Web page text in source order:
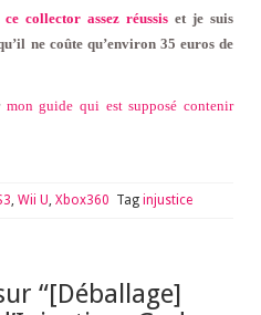
ce collector assez réussis et je suis
ne coûte qu’environ 35 euros de
mon guide qui est supposé contenir
, Wii U, Xbox360 Tag injustice
“[Déballage]